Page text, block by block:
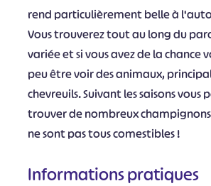
rend particulièrement belle à
Vous trouverez tout au long du
variée et si vous avez de la chance
peu être voir des animaux,
chevreuils. Suivant les saisons vous
trouver de nombreux
ne sont pas tous comestibles !
Informations pratiques